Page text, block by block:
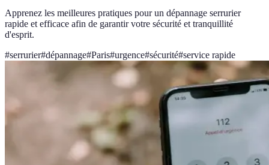
Apprenez les meilleures pratiques pour un dépannage serrurier
rapide et efficace afin de garantir votre sécurité et tranquillité
d'esprit.
#serrurier#dépannage#Paris#urgence#sécurité#service rapide